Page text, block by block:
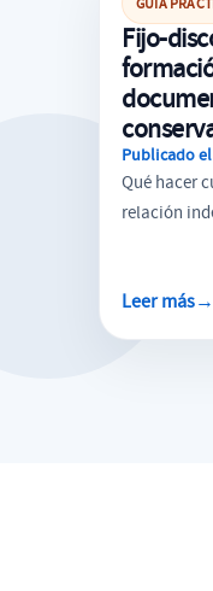
GUÍA
Fijo-
Publicado
Qué hacer
relación
Leer más→